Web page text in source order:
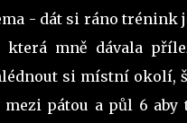
- dát si ráno trénink
mně dávala
si místní okolí,
mezi pátou a půl 6